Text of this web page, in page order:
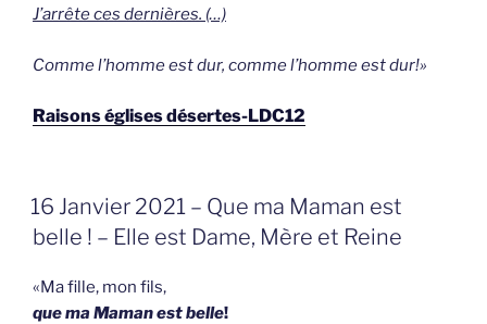
J’arrête ces dernières. (…)
Comme l’homme est dur, comme l’homme est dur!»
Raisons églises désertes-LDC12
GEPLAATST
OP
16 Janvier 2021 – Que ma Maman est
belle ! – Elle est Dame, Mère et Reine
«Ma fille, mon fils,
que ma Maman est belle!